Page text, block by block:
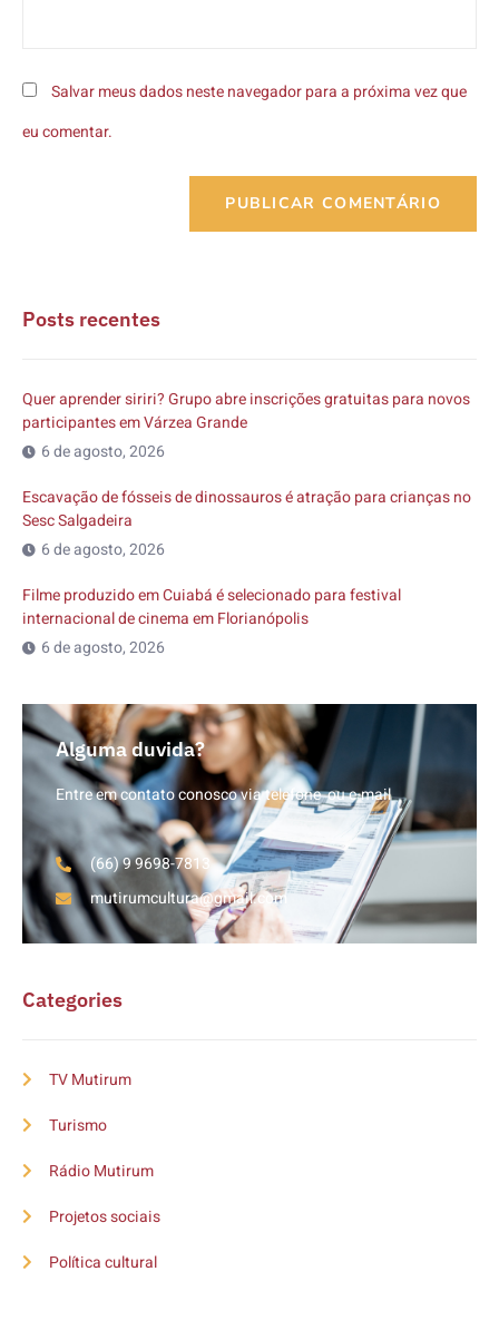
Salvar meus dados neste navegador para a próxima vez que
eu comentar.
Posts recentes
Quer aprender siriri? Grupo abre inscrições gratuitas para novos
participantes em Várzea Grande
6 de agosto, 2026
Escavação de fósseis de dinossauros é atração para crianças no
Sesc Salgadeira
6 de agosto, 2026
Filme produzido em Cuiabá é selecionado para festival
internacional de cinema em Florianópolis
6 de agosto, 2026
Alguma duvida?
Entre em contato conosco via telefone ou e-mail
(66) 9 9698-7813
mutirumcultura@gmail.com
Categories
TV Mutirum
Turismo
Rádio Mutirum
Projetos sociais
Política cultural